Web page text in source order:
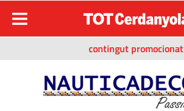
contingut promocionat